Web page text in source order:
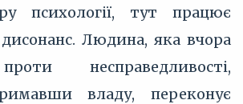
психології, тут працює
Людина, яка вчора
несправедливості,
владу, переконує